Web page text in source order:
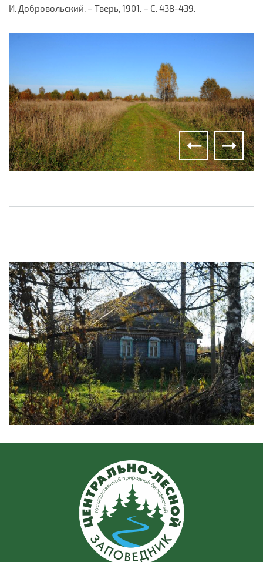
И. Добровольский. – Тверь, 1901. – С. 438-439.